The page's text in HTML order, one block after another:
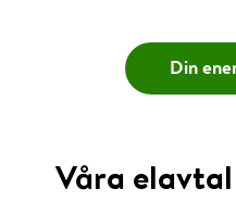
Din
Våra